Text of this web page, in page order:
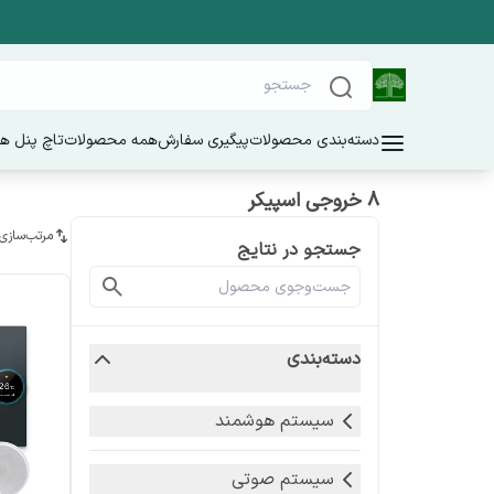
دسته‌بندی محصولاتپیگیری سفارشهمه محصولاتتاچ پنل
8 خروجی اسپیکر
جستجو در نتایج
دسته‌بندی
سیستم هوشمند
سیستم صوتی